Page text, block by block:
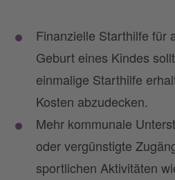
Finanzielle Starthilfe für
Geburt eines Kindes
einmalige Starthilfe
Kosten abzudecken.
Mehr kommunale
oder vergünstigte
sportlichen Aktivitäten